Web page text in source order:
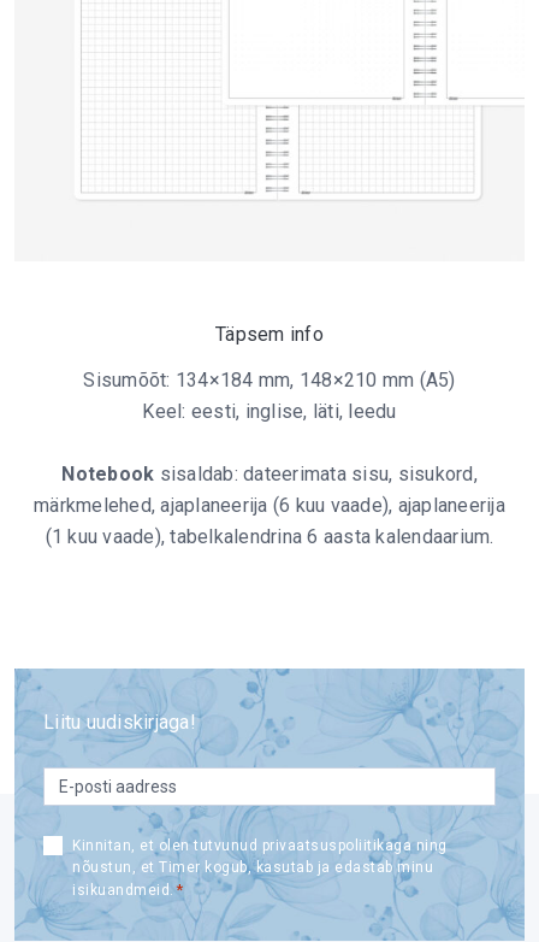
Täpsem info
Sisumõõt: 134×184 mm, 148×210 mm (A5)
Keel: eesti, inglise, läti, leedu
Notebook sisaldab: dateerimata sisu, sisukord,
märkmelehed, ajaplaneerija (6 kuu vaade), ajaplaneerija
(1 kuu vaade), tabelkalendrina 6 aasta kalendaarium.
Liitu uudiskirjaga!
email
Consent
*
Kinnitan, et olen tutvunud privaatsuspoliitikaga ning
nõustun, et Timer kogub, kasutab ja edastab minu
isikuandmeid. *